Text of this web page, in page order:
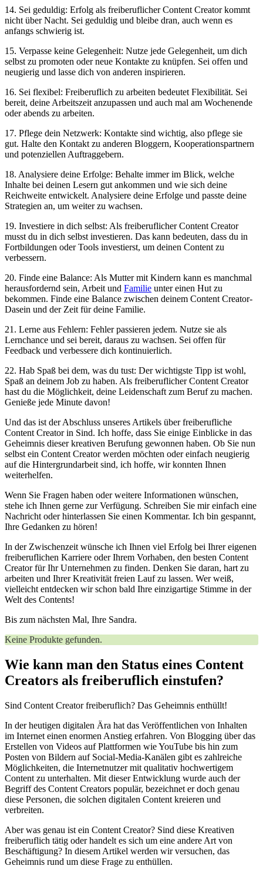
14. Sei geduldig: Erfolg als freiberuflicher Content Creator⁢ kommt
nicht über Nacht. Sei geduldig und bleibe dran, auch wenn es
anfangs schwierig ist.
15. Verpasse​ keine Gelegenheit: Nutze ⁢jede Gelegenheit, um dich
selbst zu promoten oder neue ‍Kontakte zu knüpfen. Sei offen und
neugierig und lasse dich von anderen inspirieren.
16. Sei flexibel: Freiberuflich zu arbeiten bedeutet Flexibilität. Sei
bereit, deine Arbeitszeit⁤ anzupassen⁢ und​ auch mal am Wochenende
oder abends zu arbeiten.
17.‌ Pflege dein ⁤Netzwerk: Kontakte sind wichtig, also pflege sie
gut. Halte den Kontakt zu ⁤anderen Bloggern, Kooperationspartnern
und potenziellen Auftraggebern.
18. Analysiere deine Erfolge: Behalte immer im Blick, welche
Inhalte bei deinen Lesern gut ankommen und wie sich⁢ deine
Reichweite⁢ entwickelt. Analysiere deine Erfolge und passte deine
Strategien an, um weiter zu wachsen.
19. Investiere in dich selbst: Als freiberuflicher Content Creator
musst du in dich selbst ⁤investieren. Das kann ⁢bedeuten, dass ​du in
‍Fortbildungen oder Tools investierst, um‌ deinen Content zu
verbessern.
20. Finde eine Balance: Als Mutter mit Kindern kann es manchmal
herausfordernd sein, Arbeit und Familie unter einen Hut zu
bekommen. Finde eine Balance zwischen deinem Content‍ Creator-
Dasein und der Zeit für deine Familie.
21. Lerne ‍aus Fehlern: Fehler passieren jedem. Nutze sie als
Lernchance und sei bereit, daraus⁤ zu wachsen. Sei offen für
Feedback und verbessere dich kontinuierlich.
22. Hab Spaß bei dem, was du tust: Der wichtigste Tipp ist wohl,
Spaß an deinem Job zu haben. Als freiberuflicher Content Creator
hast ⁣du die Möglichkeit, deine Leidenschaft zum Beruf zu machen.
Genieße jede Minute davon!
Und das ‌ist der Abschluss unseres Artikels über freiberufliche
Content Creator in Sind. Ich hoffe, dass Sie einige Einblicke⁣ in⁤ das
Geheimnis dieser kreativen‌ Berufung gewonnen haben. Ob Sie nun
selbst ​ein Content Creator werden möchten oder einfach neugierig
auf die Hintergrundarbeit sind, ich hoffe, wir konnten Ihnen
weiterhelfen.
Wenn Sie Fragen haben oder weitere Informationen wünschen,
stehe ich Ihnen ‍gerne zur Verfügung. Schreiben Sie mir einfach eine
Nachricht oder hinterlassen Sie einen Kommentar. Ich bin gespannt,
Ihre Gedanken zu hören!
In der Zwischenzeit wünsche ich Ihnen viel Erfolg‍ bei⁣ Ihrer eigenen
freiberuflichen Karriere oder Ihrem Vorhaben, den besten Content
Creator für Ihr Unternehmen zu finden. Denken Sie daran, hart zu
arbeiten und Ihrer Kreativität freien Lauf zu lassen. Wer weiß,
vielleicht entdecken wir schon bald Ihre einzigartige Stimme in der
Welt des Contents!
Bis zum nächsten Mal, Ihre Sandra.
Keine Produkte gefunden.
Wie kann man den Status eines Content
Creators als freiberuflich einstufen?
Sind Content Creator freiberuflich? Das Geheimnis enthüllt!
In der heutigen digitalen Ära hat das Veröffentlichen von Inhalten
im Internet einen enormen Anstieg erfahren. Von Blogging über das
Erstellen von Videos auf Plattformen wie YouTube bis hin zum
Posten von Bildern auf Social-Media-Kanälen gibt es zahlreiche
Möglichkeiten, die Internetnutzer mit qualitativ hochwertigem
Content zu unterhalten. Mit dieser Entwicklung wurde auch der
Begriff des Content Creators populär, bezeichnet er doch genau
diese Personen, die solchen digitalen Content kreieren und
verbreiten.
Aber was genau ist ein Content Creator? Sind diese Kreativen
freiberuflich tätig oder handelt es sich um eine andere Art von
Beschäftigung? In diesem Artikel werden wir versuchen, das
Geheimnis rund um diese Frage zu enthüllen.